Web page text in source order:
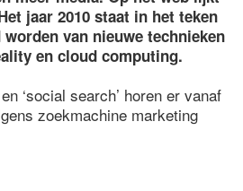
jaar 2010 staat in het teken
van nieuwe technieken
en cloud computing.
‘social search’ horen er vanaf
zoekmachine marketing